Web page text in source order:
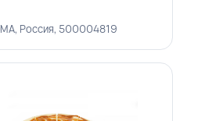
Россия, 500004819